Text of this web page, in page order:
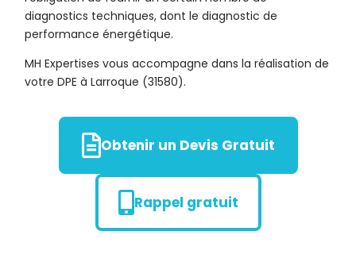
diagnostics techniques, dont le diagnostic de
performance énergétique.
MH Expertises vous accompagne dans la réalisation de
votre DPE à Larroque (31580).
Obtenir un Devis Gratuit
Rappel gratuit